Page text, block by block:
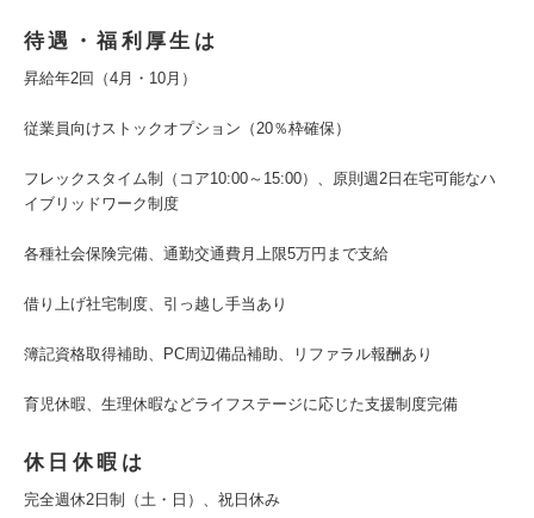
待遇・福利厚生は
昇給年2回（4月・10月）
従業員向けストックオプション（20％枠確保）
フレックスタイム制（コア10:00～15:00）、原則週2日在宅可能なハ
イブリッドワーク制度
各種社会保険完備、通勤交通費月上限5万円まで支給
借り上げ社宅制度、引っ越し手当あり
簿記資格取得補助、PC周辺備品補助、リファラル報酬あり
育児休暇、生理休暇などライフステージに応じた支援制度完備
休日休暇は
完全週休2日制（土・日）、祝日休み